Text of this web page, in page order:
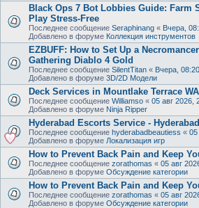
Black Ops 7 Bot Lobbies Guide: Farm
Play Stress-Free
Последнее сообщение Seraphinang « Вчера,
Добавлено в форуме Коллекция инструментов
EZBUFF: How to Set Up a
Gathering Diablo 4 Gold
Последнее сообщение SilentTitan « Вчера, 08:20
Добавлено в форуме 3D/2D Модели
Deck Services in Mountlake Terrace WA
Последнее сообщение Williamso « 05 авг 2026,
Добавлено в форуме Ninja Ripper
Hyderabad Escorts Service -
Последнее сообщение hyderabadbeautiess « 05
Добавлено в форуме Локализация игр
How to Prevent Back Pain and Keep
Последнее сообщение zorathomas « 05 авг
Добавлено в форуме Обсуждение категории
How to Prevent Back Pain and Keep
Последнее сообщение zorathomas « 05 авг
Добавлено в форуме Обсуждение категории